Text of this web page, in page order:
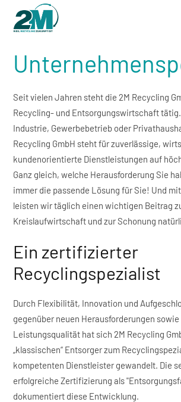
/UNSERE PHILOSOPHIE
Seit vielen Jahren steht die 2M Recycling
Recycling- und Entsorgungswirtschaft tätig.
Industrie, Gewerbebetrieb oder
Recycling GmbH steht für zuverlässige,
kundenorientierte Dienstleistungen auf
Ganz gleich, welche Herausforderung Sie
immer die passende Lösung für Sie! Und
leisten wir täglich einen wichtigen Beitrag
Kreislaufwirtschaft und zur Schonung
Ein zertifizierter
Recyclingspezialist
Durch Flexibilität, Innovation und
gegenüber neuen Herausforderungen
Leistungsqualität hat sich 2M Recycling
„klassischen“ Entsorger zum
kompetenten Dienstleister gewandelt. Die
erfolgreiche Zertifizierung als
dokumentiert diese Entwicklung.